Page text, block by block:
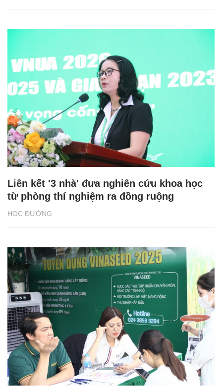
HỌC ĐƯỜNG
Liên kết '3 nhà' đưa nghiên cứu khoa học
từ phòng thí nghiệm ra đồng ruộng